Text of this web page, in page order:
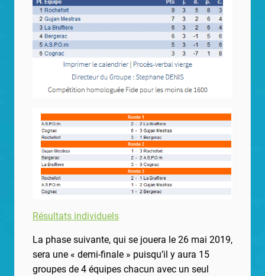
Résultats individuels
La phase suivante, qui se jouera le 26 mai 2019,
sera une « demi-finale » puisqu’il y aura 15
groupes de 4 équipes chacun avec un seul